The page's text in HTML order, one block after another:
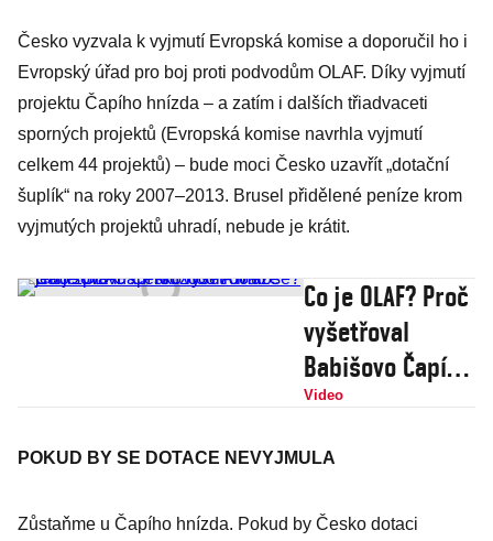
Česko vyzvala k vyjmutí Evropská komise a doporučil ho i
Evropský úřad pro boj proti podvodům OLAF. Díky vyjmutí
projektu Čapího hnízda – a zatím i dalších třiadvaceti
sporných projektů (Evropská komise navrhla vyjmutí
celkem 44 projektů) – bude moci Česko uzavřít „dotační
šuplík“ na roky 2007–2013. Brusel přidělené peníze krom
vyjmutých projektů uhradí, nebude je krátit.
Co je OLAF? Proč
vyšetřoval
Babišovo Čapí
hnízdo? A může
Česko hodit do
koše?
Video
POKUD BY SE DOTACE NEVYJMULA
Zůstaňme u Čapího hnízda. Pokud by Česko dotaci